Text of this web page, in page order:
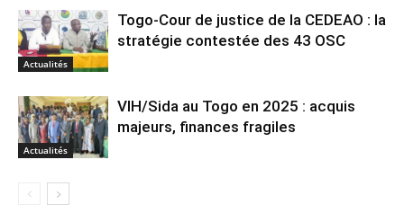
Actualités
Togo-Cour de justice de la CEDEAO : la
stratégie contestée des 43 OSC
Actualités
VIH/Sida au Togo en 2025 : acquis
majeurs, finances fragiles